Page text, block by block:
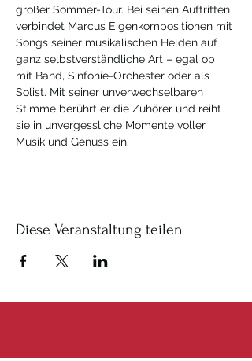
großer Sommer-Tour. Bei seinen Auftritten
verbindet Marcus Eigenkompositionen mit
Songs seiner musikalischen Helden auf
ganz selbstverständliche Art – egal ob
mit Band, Sinfonie-Orchester oder als
Solist. Mit seiner unverwechselbaren
Stimme berührt er die Zuhörer und reiht
sie in unvergessliche Momente voller
Musik und Genuss ein.
Diese Veranstaltung teilen